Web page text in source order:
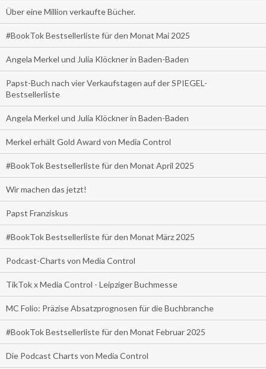
Über eine Million verkaufte Bücher.
#BookTok Bestsellerliste für den Monat Mai 2025
Angela Merkel und Julia Klöckner in Baden-Baden
Papst-Buch nach vier Verkaufstagen auf der SPIEGEL-
Bestsellerliste
Angela Merkel und Julia Klöckner in Baden-Baden
Merkel erhält Gold Award von Media Control
#BookTok Bestsellerliste für den Monat April 2025
Wir machen das jetzt!
Papst Franziskus
#BookTok Bestsellerliste für den Monat März 2025
Podcast-Charts von Media Control
TikTok x Media Control - Leipziger Buchmesse
MC Folio: Präzise Absatzprognosen für die Buchbranche
#BookTok Bestsellerliste für den Monat Februar 2025
Die Podcast Charts von Media Control